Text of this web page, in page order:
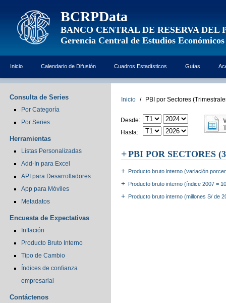
BCRPData
BANCO CENTRAL DE RESERVA DEL
Gerencia Central de Estudios Económicos
Inicio Calendario de Difusión Cuadros Estadísticos Guías
Consulta de Series
Por Categoría
Por Series
Herramientas
Listas Personalizadas
Add-In para Excel
API para Desarrolladores
App para Móviles
Metadatos
Encuesta de Expectativas
Inflación
Producto Bruto Interno
Tipo de Cambio
Índices de confianza
empresarial
Contáctenos
Inicio / PBI por Sectores
Desde:
Hasta:
PBI POR SECTORES
Producto bruto interno (variación
Producto bruto interno (índice 2007 =
Producto bruto interno (millones S/ de